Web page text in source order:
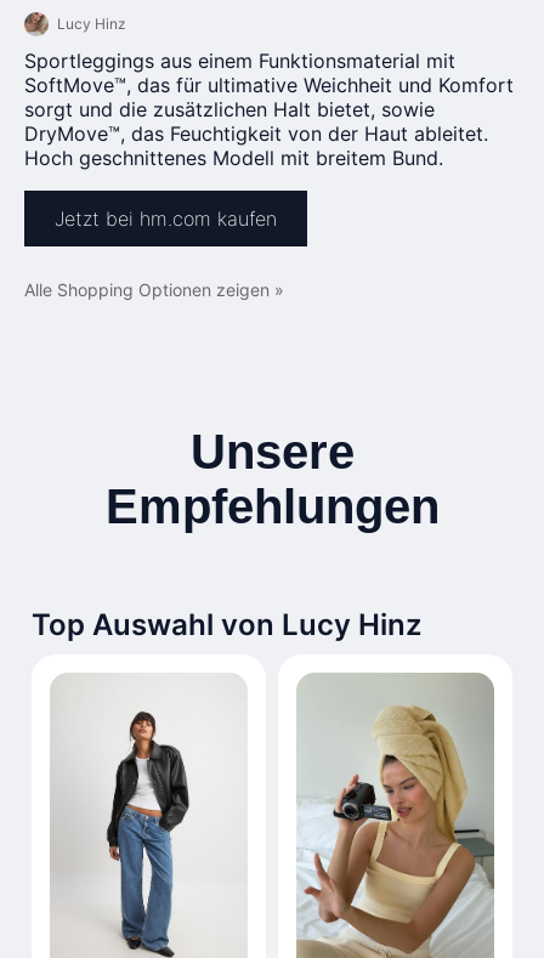
Lucy Hinz
Sportleggings aus einem Funktionsmaterial mit
SoftMove™, das für ultimative Weichheit und Komfort
sorgt und die zusätzlichen Halt bietet, sowie
DryMove™, das Feuchtigkeit von der Haut ableitet.
Hoch geschnittenes Modell mit breitem Bund.
Jetzt bei hm.com kaufen
Alle Shopping Optionen zeigen »
Unsere
Empfehlungen
Top Auswahl von Lucy Hinz